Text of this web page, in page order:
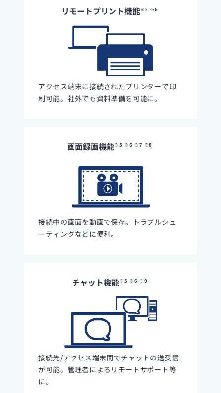
リモートプリント機能※5 ※6
アクセス端末に接続されたプリンターで印
刷可能。社外でも資料準備を可能に。
画面録画機能※5 ※6 ※7 ※8
接続中の画面を動画で保存。トラブルシュ
ーティングなどに便利。
チャット機能※5 ※6 ※9
接続先/アクセス端末間でチャットの送受信
が可能。管理者によるリモートサポート等
に。